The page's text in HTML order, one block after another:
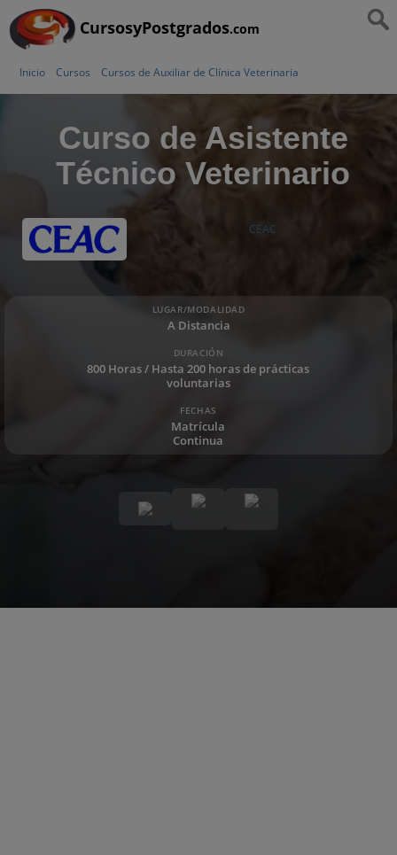
CursosyPostgrados.com
Inicio Cursos Cursos de Auxiliar de Clínica Veterinaria
Curso de Asistente
Técnico Veterinario
CEAC
LUGAR/MODALIDAD
A Distancia
DURACIÓN
800 Horas / Hasta 200 horas de prácticas
voluntarias
FECHAS
Matrícula
Continua